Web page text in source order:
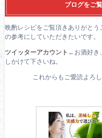
ブログをご
晩酌レシピをご覧頂きありがと
の参考にしていただきたいです。
ツイッターアカウント ←お酒好き
しかけて下さいね。
これからもご愛読よろ